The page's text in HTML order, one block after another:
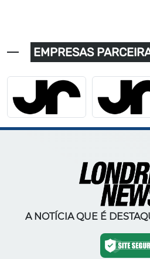
EMPRESAS
A NOTÍCIA QUE É